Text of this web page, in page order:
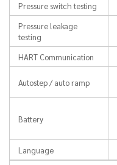
Pressure switch testing
Pressure leakage
testing
HART Communication
Autostep / auto ramp
Battery
Language